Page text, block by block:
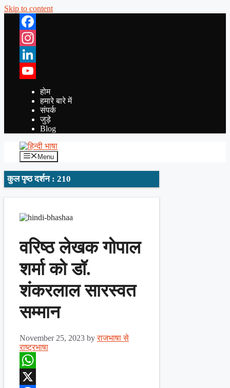
Skip to content
Facebook
Instagram
LinkedIn
YouTube
होम
हमारे बारे में
संपर्क
जुड़े
Blog
Menu
कुल पृष्ठ दर्शन : 210
वरिष्ठ लेखक गोपाल
शर्मा को डॉ.
शंकरलाल सारस्वत
सम्मान
November 25, 2023 byराजभाषा से
राष्ट्रभाषा
WhatsApp